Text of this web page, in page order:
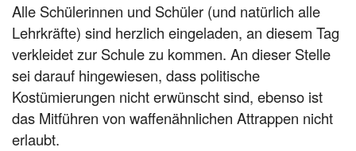
Alle Schülerinnen und Schüler (und natürlich alle
Lehrkräfte) sind herzlich eingeladen, an diesem Tag
verkleidet zur Schule zu kommen. An dieser Stelle
sei darauf hingewiesen, dass politische
Kostümierungen nicht erwünscht sind, ebenso ist
das Mitführen von waffenähnlichen Attrappen nicht
erlaubt.